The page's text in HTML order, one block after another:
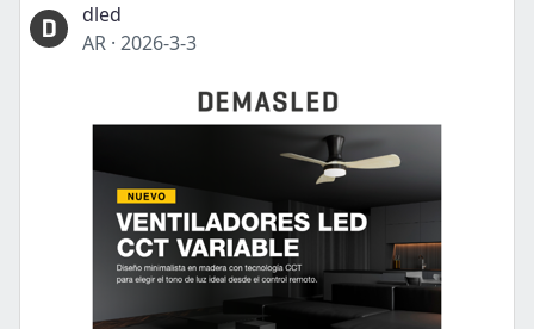
dled
AR · 2026-3-3